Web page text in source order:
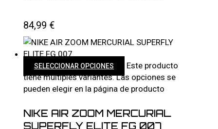
84,99 €
SELECCIONAR OPCIONES
Este producto
tiene múltiples variantes. Las opciones se
pueden elegir en la página de producto
NIKE AIR ZOOM MERCURIAL
SUPERFLY ELITE FG 007